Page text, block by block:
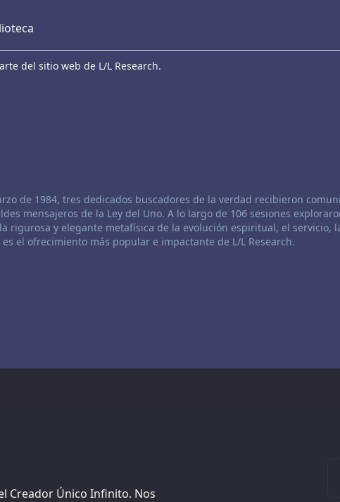
del sitio web de L/L Research.
de 1984, tres dedicados buscadores de la verdad recibieron
mensajeros de la Ley del Uno. A lo largo de 106 sesiones
rigurosa y elegante metafísica de la evolución espiritual, el servicio,
el ofrecimiento más popular e impactante de L/L Research.
Creador Único Infinito. Nos